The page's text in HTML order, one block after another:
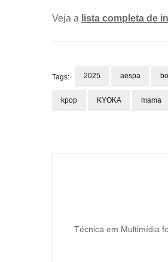
Veja a lista completa de
Tags: 2025 aespa
kpop KYOKA mama
Técnica em Multimídia